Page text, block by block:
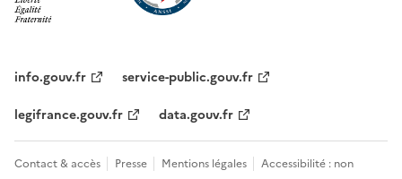
info.gouv.fr
service-public.gouv.fr
legifrance.gouv.fr
data.gouv.fr
Contact & accès Presse Mentions légales Accessibilité : non